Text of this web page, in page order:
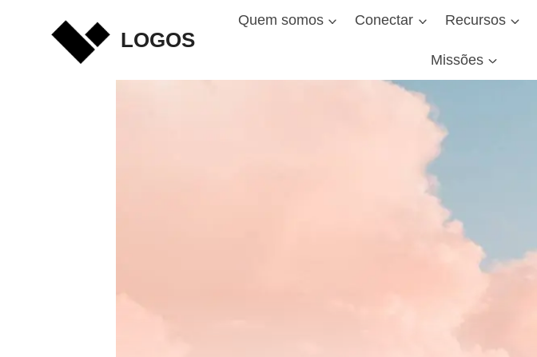
LOGOS
Quem somos Conectar Recursos
Missões